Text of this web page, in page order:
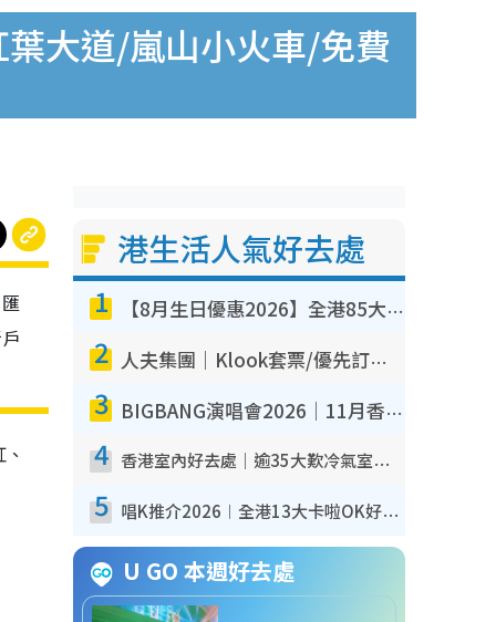
大道/嵐山小火車/免費
港生活人氣好去處
1 【8月生日優惠2026】全港85大食買玩著數攻略 自助餐/火鍋放題同行免費＋誠品/DONKI送現金券
2 人夫集團｜Klook套票/優先訂票/公開發售搶飛攻略！附票價.購票連結.場地座位表
3 BIGBANG演唱會2026｜11月香港啟德開3場！實名制VIP申請、優先購票攻略
4 香港室內好去處｜逾35大歎冷氣室內好去處推介 室內活動免費避雨無懼落雨
5 唱K推介2026︱全港13大卡啦OK好去處！最平$36起 日文K都有！(附地址+收費詳情)
U GO 本週好去處